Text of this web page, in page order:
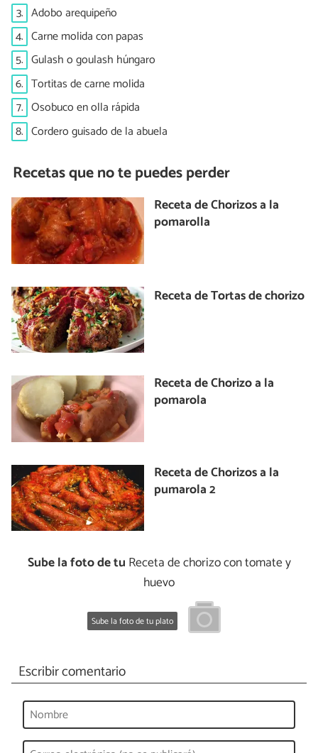
3. Adobo arequipeño
4. Carne molida con papas
5. Gulash o goulash húngaro
6. Tortitas de carne molida
7. Osobuco en olla rápida
8. Cordero guisado de la abuela
Recetas que no te puedes perder
Receta de Chorizos a la
pomarolla
Receta de Tortas de chorizo
Receta de Chorizo a la
pomarola
Receta de Chorizos a la
pumarola 2
Sube la foto de tu Receta de chorizo con tomate y
huevo
Sube la foto de tu plato
Escribir comentario